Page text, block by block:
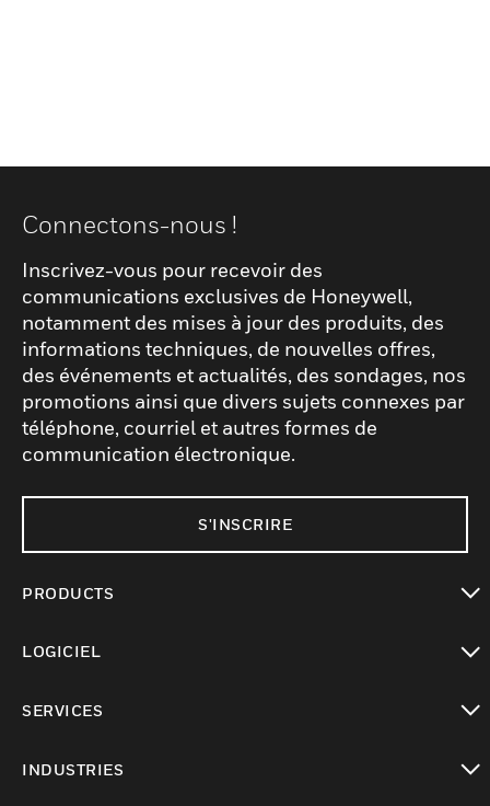
Connectons-nous !
Inscrivez-vous pour recevoir des
communications exclusives de Honeywell,
notamment des mises à jour des produits, des
informations techniques, de nouvelles offres,
des événements et actualités, des sondages, nos
promotions ainsi que divers sujets connexes par
téléphone, courriel et autres formes de
communication électronique.
S'INSCRIRE
PRODUCTS
LOGICIEL
SERVICES
INDUSTRIES